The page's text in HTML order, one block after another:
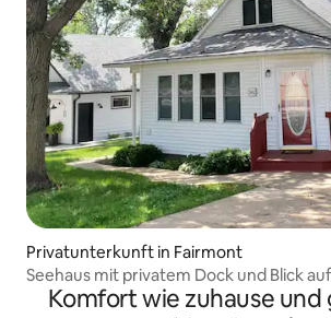
Privatunterkunft in Fairmont
Seehaus mit privatem Dock und Blick
Sonnenuntergang
Komfort wie zuhause